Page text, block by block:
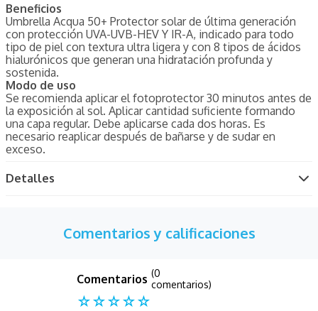
Beneficios
Umbrella Acqua 50+ Protector solar de última generación
con protección UVA-UVB-HEV Y IR-A, indicado para todo
tipo de piel con textura ultra ligera y con 8 tipos de ácidos
hialurónicos que generan una hidratación profunda y
sostenida.
Modo de uso
Se recomienda aplicar el fotoprotector 30 minutos antes de
la exposición al sol. Aplicar cantidad suficiente formando
una capa regular. Debe aplicarse cada dos horas. Es
necesario reaplicar después de bañarse y de sudar en
exceso.
Detalles
Comentarios y calificaciones
☆☆☆☆☆
(0
comentarios)